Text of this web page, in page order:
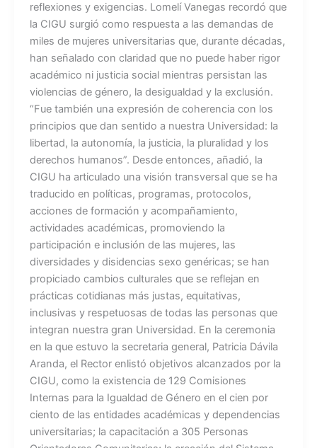
reflexiones y exigencias. Lomelí Vanegas recordó que
la CIGU surgió como respuesta a las demandas de
miles de mujeres universitarias que, durante décadas,
han señalado con claridad que no puede haber rigor
académico ni justicia social mientras persistan las
violencias de género, la desigualdad y la exclusión.
“Fue también una expresión de coherencia con los
principios que dan sentido a nuestra Universidad: la
libertad, la autonomía, la justicia, la pluralidad y los
derechos humanos”. Desde entonces, añadió, la
CIGU ha articulado una visión transversal que se ha
traducido en políticas, programas, protocolos,
acciones de formación y acompañamiento,
actividades académicas, promoviendo la
participación e inclusión de las mujeres, las
diversidades y disidencias sexo genéricas; se han
propiciado cambios culturales que se reflejan en
prácticas cotidianas más justas, equitativas,
inclusivas y respetuosas de todas las personas que
integran nuestra gran Universidad. En la ceremonia
en la que estuvo la secretaria general, Patricia Dávila
Aranda, el Rector enlistó objetivos alcanzados por la
CIGU, como la existencia de 129 Comisiones
Internas para la Igualdad de Género en el cien por
ciento de las entidades académicas y dependencias
universitarias; la capacitación a 305 Personas